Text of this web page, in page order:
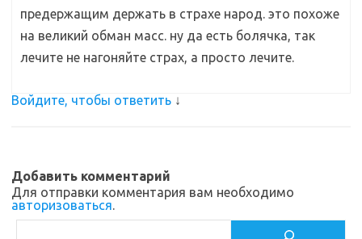
предержащим держать в страхе народ. это похоже
на великий обман масс. ну да есть болячка, так
лечите не нагоняйте страх, а просто лечите.
Войдите, чтобы ответить ↓
Добавить комментарий
Для отправки комментария вам необходимо
авторизоваться.